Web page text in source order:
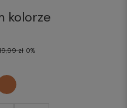
kolorze
zł 0%